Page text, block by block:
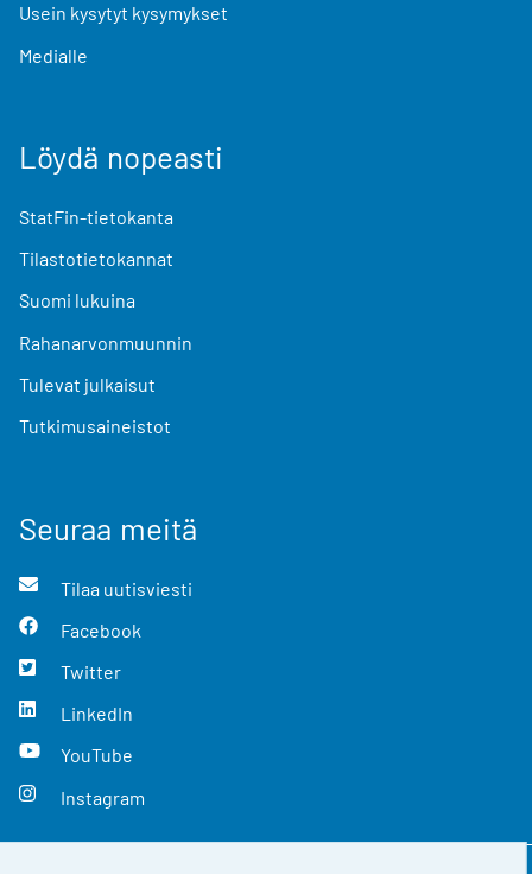
Usein kysytyt kysymykset
Medialle
Löydä nopeasti
StatFin-tietokanta
Tilastotietokannat
Suomi lukuina
Rahanarvonmuunnin
Tulevat julkaisut
Tutkimusaineistot
Seuraa meitä
Tilaa uutisviesti
Facebook
Twitter
LinkedIn
YouTube
Instagram